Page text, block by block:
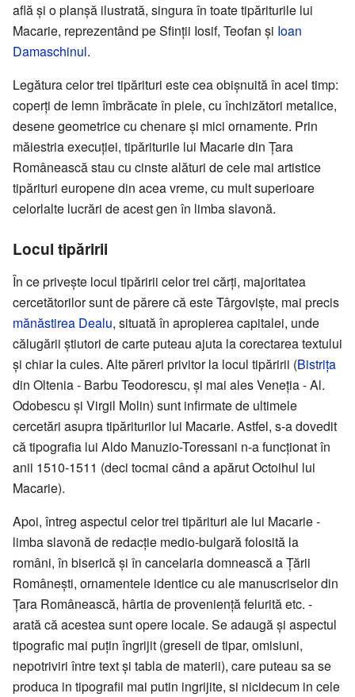
află și o planșă ilustrată, singura în toate tipăriturile lui
Macarie, reprezentând pe Sfinții Iosif, Teofan și Ioan
Damaschinul.
Legătura celor trei tipărituri este cea obișnuită în acel timp:
coperți de lemn îmbrăcate în piele, cu închizători metalice,
desene geometrice cu chenare și mici ornamente. Prin
măiestria execuției, tipăriturile lui Macarie din Țara
Românească stau cu cinste alături de cele mai artistice
tipărituri europene din acea vreme, cu mult superioare
celorlalte lucrări de acest gen în limba slavonă.
Locul tipăririi
În ce privește locul tipăririi celor trei cărți, majoritatea
cercetătorilor sunt de părere că este Târgoviște, mai precis
mănăstirea Dealu, situată în apropierea capitalei, unde
călugării știutori de carte puteau ajuta la corectarea textului
și chiar la cules. Alte păreri privitor la locul tipăririi (Bistrița
din Oltenia - Barbu Teodorescu, și mai ales Veneția - Al.
Odobescu și Virgil Molin) sunt infirmate de ultimele
cercetări asupra tipăriturilor lui Macarie. Astfel, s-a dovedit
că tipografia lui Aldo Manuzio-Toressani n-a funcționat în
anii 1510-1511 (deci tocmai când a apărut Octoihul lui
Macarie).
Apoi, întreg aspectul celor trei tipărituri ale lui Macarie -
limba slavonă de redacție medio-bulgară folosită la
români, în biserică și în cancelaria domnească a Țării
Românești, ornamentele identice cu ale manuscriselor din
Țara Românească, hârtia de proveniență felurită etc. -
arată că acestea sunt opere locale. Se adaugă și aspectul
tipografic mai puțin îngrijit (greseli de tipar, omisiuni,
nepotriviri între text și tabla de materii), care puteau sa se
produca in tipografii mai putin ingrijite, si nicidecum in cele